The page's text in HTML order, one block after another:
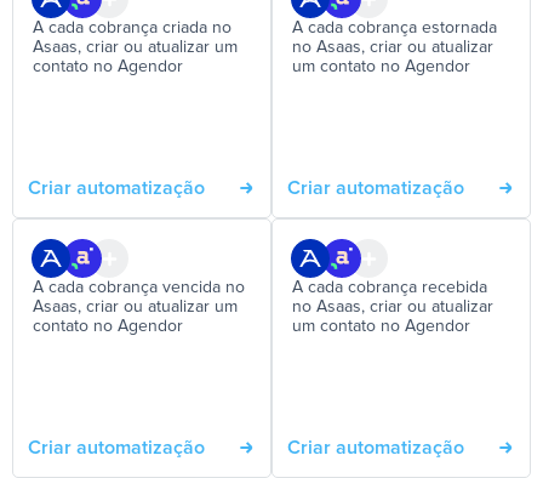
A cada cobrança criada no
Asaas, criar ou atualizar um
contato no Agendor
Criar automatização
A cada cobrança estornada
no Asaas, criar ou atualizar
um contato no Agendor
Criar automatização
A cada cobrança vencida no
Asaas, criar ou atualizar um
contato no Agendor
Criar automatização
A cada cobrança recebida
no Asaas, criar ou atualizar
um contato no Agendor
Criar automatização